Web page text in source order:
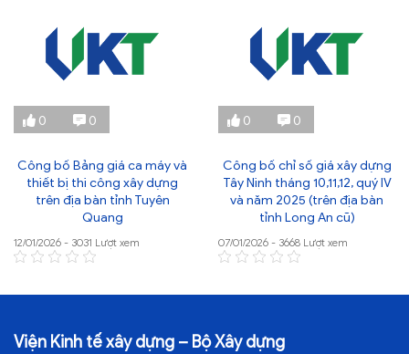
0 0
Công bố Bảng giá ca máy và
thiết bị thi công xây dựng
trên địa bàn tỉnh Tuyên
Quang
12/01/2026 - 3031 Lượt xem
0 0
Công bố chỉ số giá xây dựng
Tây Ninh tháng 10,11,12, quý IV
và năm 2025 (trên địa bàn
tỉnh Long An cũ)
07/01/2026 - 3668 Lượt xem
Viện Kinh tế xây dựng – Bộ Xây dựng